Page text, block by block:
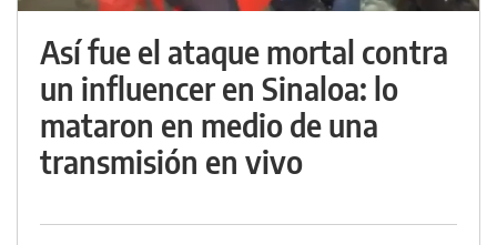
Así fue el ataque mortal contra
un influencer en Sinaloa: lo
mataron en medio de una
transmisión en vivo